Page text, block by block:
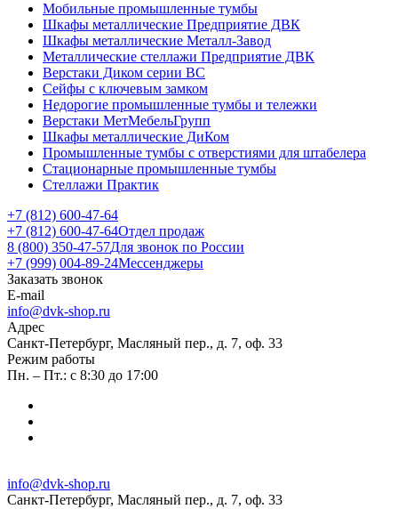
Мобильные промышленные тумбы
Шкафы металлические Предприятие ДВК
Шкафы металлические Металл-Завод
Металлические стеллажи Предприятие ДВК
Верстаки Диком серии ВС
Сейфы с ключевым замком
Недорогие промышленные тумбы и тележки
Верстаки МетМебельГрупп
Шкафы металлические ДиКом
Промышленные тумбы с отверстиями для штабелера
Стационарные промышленные тумбы
Стеллажи Практик
+7 (812) 600-47-64
+7 (812) 600-47-64Отдел продаж
8 (800) 350-47-57Для звонок по России
+7 (999) 004-89-24Мессенджеры
Заказать звонок
E-mail
info@dvk-shop.ru
Адрес
Санкт-Петербург, Масляный пер., д. 7, оф. 33
Режим работы
Пн. – Пт.: с 8:30 до 17:00
info@dvk-shop.ru
Санкт-Петербург, Масляный пер., д. 7, оф. 33